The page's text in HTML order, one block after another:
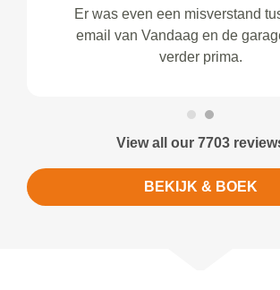
Er was even een misverstand
email van Vandaag en de
verder prima.
View all our 7703
BEKIJK & BOEK